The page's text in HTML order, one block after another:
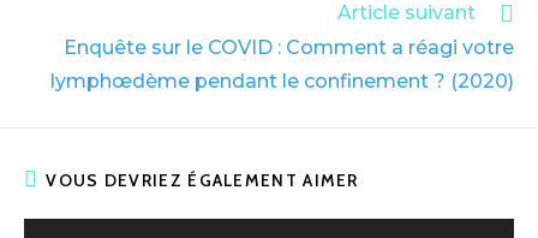
Article suivant
Enquête sur le COVID : Comment a réagi votre
lymphœdème pendant le confinement ? (2020)
VOUS DEVRIEZ ÉGALEMENT AIMER